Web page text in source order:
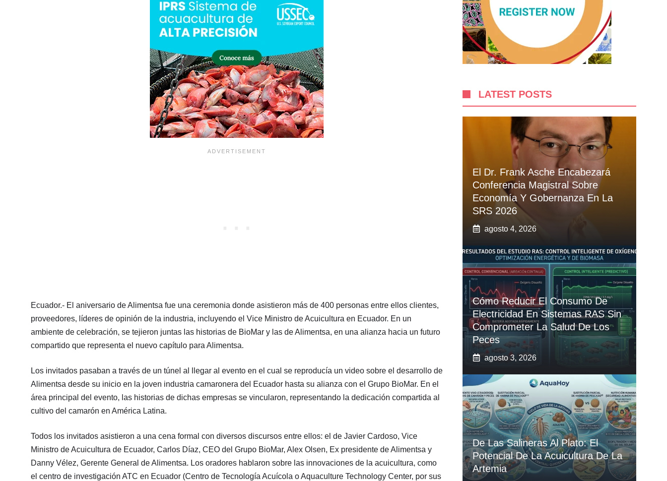
Ecuador.- El aniversario de Alimentsa fue una ceremonia donde asistieron más de 400 personas entre ellos clientes,
proveedores, líderes de opinión de la industria, incluyendo el Vice Ministro de Acuicultura en Ecuador. En un
ambiente de celebración, se tejieron juntas las historias de BioMar y las de Alimentsa, en una alianza hacia un futuro
compartido que representa el nuevo capítulo para Alimentsa.
Los invitados pasaban a través de un túnel al llegar al evento en el cual se reproducía un video sobre el desarrollo de
Alimentsa desde su inicio en la joven industria camaronera del Ecuador hasta su alianza con el Grupo BioMar. En el
área principal del evento, las historias de dichas empresas se vincularon, representando la dedicación compartida al
cultivo del camarón en América Latina.
Todos los invitados asistieron a una cena formal con diversos discursos entre ellos: el de Javier Cardoso, Vice
Ministro de Acuicultura de Ecuador, Carlos Díaz, CEO del Grupo BioMar, Alex Olsen, Ex presidente de Alimentsa y
Danny Vélez, Gerente General de Alimentsa. Los oradores hablaron sobre las innovaciones de la acuicultura, como
el centro de investigación ATC en Ecuador (Centro de Tecnología Acuícola o Aquaculture Technology Center, por sus
LATEST POSTS
El Dr. Frank Asche Encabezará
Conferencia Magistral Sobre
Economía Y Gobernanza En La
SRS 2026
agosto 4, 2026
Cómo Reducir El Consumo De
Electricidad En Sistemas RAS Sin
Comprometer La Salud De Los
Peces
agosto 3, 2026
De Las Salineras Al Plato: El
Potencial De La Acuicultura De La
Artemia